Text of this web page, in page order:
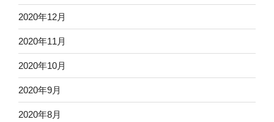
2020年12月
2020年11月
2020年10月
2020年9月
2020年8月